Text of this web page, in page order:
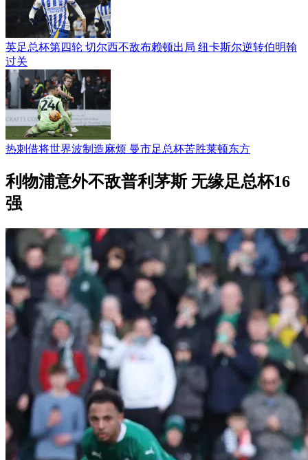
英足总杯第四轮 切尔西不敌布赖顿出局 纽卡斯尔逆转伯明翰
过关
热刺借将世界波制造麻烦 曼市足总杯苦胜莱顿东方
利物浦意外不敌普利茅斯 无缘足总杯16
强